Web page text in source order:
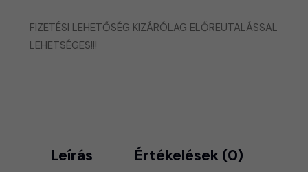
FIZETÉSI LEHETŐSÉG KIZÁRÓLAG ELŐREUTALÁSSAL
LEHETSÉGES!!!
Leírás Értékelések (0)